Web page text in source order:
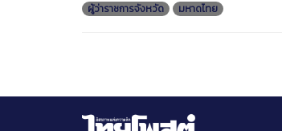
ผู้ว่าราชการจังหวัด มหาดไทย